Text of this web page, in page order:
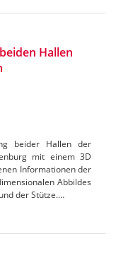
Hallen
beider Hallen der
mit einem 3D
Informationen der
Abbildes
der Stütze.…